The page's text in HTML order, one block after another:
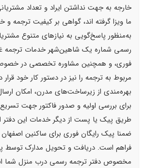
خارجه به جهت نداشتن ایراد و تعداد
ما ویزا گرفته اند، گواهی بر کیفیت ترجمه
به‌منظور پاسخ‌گویی به نیازهای متنوع
رسمی شماره یک شاهین‌شهر خدمات ترجمه
فوری، و همچنین مشاوره تخصصی در
مربوط به ترجمه را نیز در دستور کار خود
بهره‌مندی از زیرساخت‌های مدرن، امکان
برای بررسی اولیه و صدور فاکتور جهت
طریق پیک یا پست از دیگر خدمات این
ضمنا پیک رایگان فوری برای ساکنین
فراهم است. دریافت و تحویل مدارک توسط
مخصوص دفتر ترجمه رسمی درب منزل شما